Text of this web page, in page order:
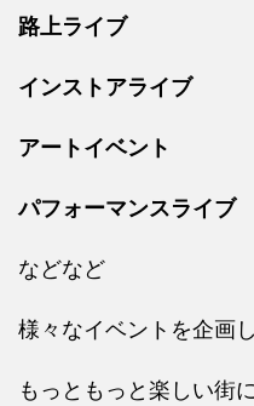
路上ライブ
インストアライブ
アートイベント
パフォーマンスライブ
などなど
様々なイベントを企画
もっともっと楽しい街